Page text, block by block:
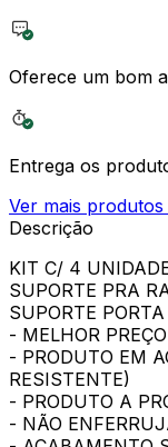
Oferece um bom
Entrega os
Ver mais
Descrição
KIT C/ 4
SUPORTE PRA
SUPORTE
- MELHOR
- PRODUTO EM
RESISTENTE)
- PRODUTO A
- NÃO